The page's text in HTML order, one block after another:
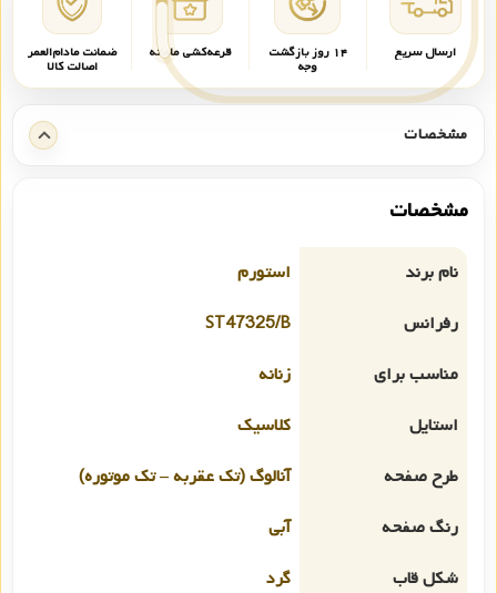
ارسال سریع ۱۴ روز بازگشت
وجه
قرعه‌کشی ماهانه ضمانت مادام‌العمر
اصالت کالا
مشخصات
مشخصات
نام برند
استورم
رفرانس
ST47325/B
مناسب برای
زنانه
استایل
کلاسیک
طرح صفحه
آنالوگ (تک عقربه – تک موتوره)
رنگ صفحه
آبی
شکل قاب
گرد